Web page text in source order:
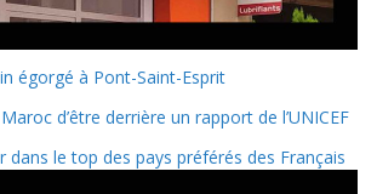
égorgé à Pont-Saint-Esprit
d’être derrière un rapport de l’UNICEF
dans le top des pays préférés des Français